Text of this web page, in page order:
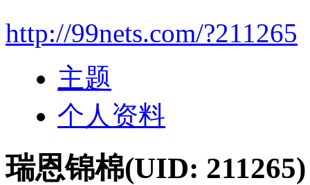
http://99nets.com/?211265
主题
个人资料
瑞恩锦棉(UID: 211265)